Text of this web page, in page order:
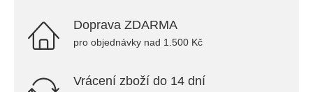
Doprava ZDARMA
pro objednávky nad 1.500 Kč
Vrácení zboží do 14 dní